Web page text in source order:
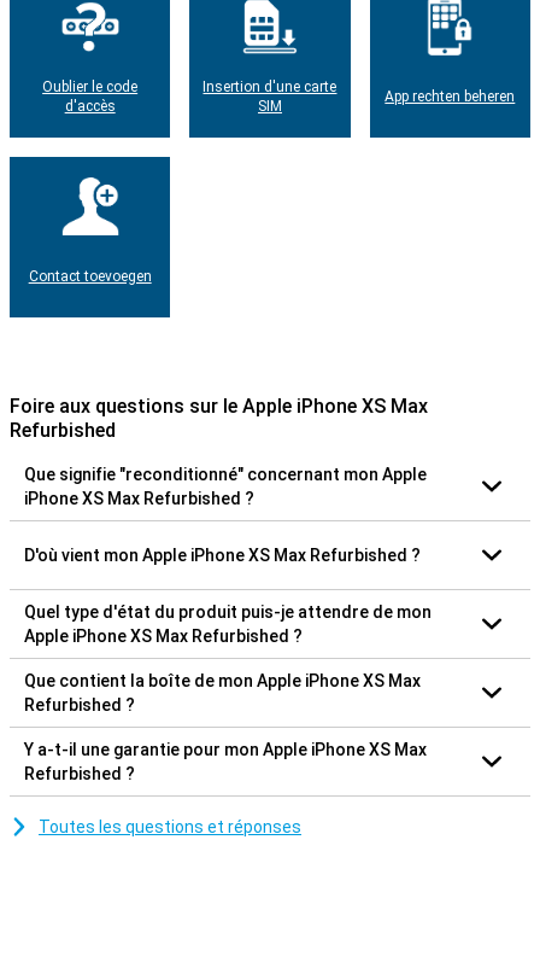
Oublier le code
d'accès
Insertion d'une carte
SIM
App rechten beheren
Contact toevoegen
Foire aux questions sur le Apple iPhone XS Max
Refurbished
Que signifie "reconditionné" concernant mon Apple
iPhone XS Max Refurbished ?
D'où vient mon Apple iPhone XS Max Refurbished ?
Quel type d'état du produit puis-je attendre de mon
Apple iPhone XS Max Refurbished ?
Que contient la boîte de mon Apple iPhone XS Max
Refurbished ?
Y a-t-il une garantie pour mon Apple iPhone XS Max
Refurbished ?
Toutes les questions et réponses